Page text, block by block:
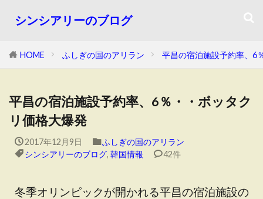
シンシアリーのブログ
HOME ふしぎの国のアリラン 平昌の宿泊施設予約率、6
平昌の宿泊施設予約率、6％・・ボッタク
リ価格大爆発
2017年12月9日
ふしぎの国のアリラン
シンシアリーのブログ, 韓国情報 42件
冬季オリンピックが開かれる平昌の宿泊施設の